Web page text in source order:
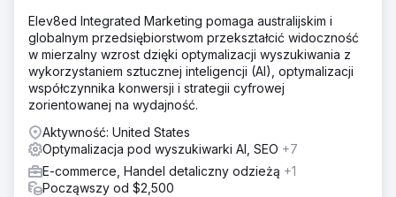
Elev8ed Integrated Marketing pomaga australijskim i
globalnym przedsiębiorstwom przekształcić widoczność
w mierzalny wzrost dzięki optymalizacji wyszukiwania z
wykorzystaniem sztucznej inteligencji (AI), optymalizacji
współczynnika konwersji i strategii cyfrowej
zorientowanej na wydajność.
Aktywność: United States
Optymalizacja pod wyszukiwarki AI, SEO +7
E-commerce, Handel detaliczny odzieżą +1
Począwszy od $2,500